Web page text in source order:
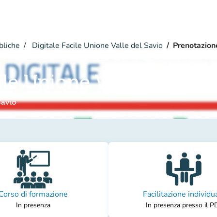
Digitale Facile Unione Valle del Savio
Unione Valle del Savio
di formazione
In presenza
Facilitazione
In presenza presso il